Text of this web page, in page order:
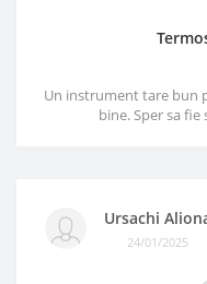
Un instrument tare bun
bine. Sper sa fie
Ursachi
24/01/2025